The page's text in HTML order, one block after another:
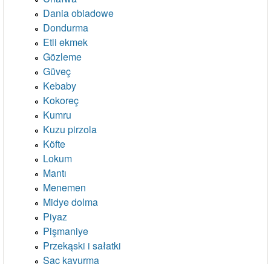
Dania obiadowe
Dondurma
Etli ekmek
Gözleme
Güveç
Kebaby
Kokoreç
Kumru
Kuzu pirzola
Köfte
Lokum
Mantı
Menemen
Midye dolma
Piyaz
Pişmaniye
Przekąski i sałatki
Saç kavurma